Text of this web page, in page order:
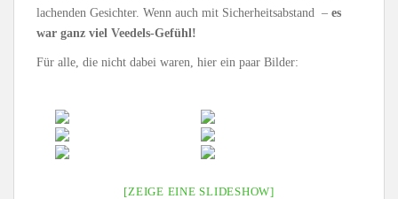
lachenden Gesichter. Wenn auch mit Sicherheitsabstand – es
war ganz viel Veedels-Gefühl!
Für alle, die nicht dabei waren, hier ein paar Bilder:
[ZEIGE EINE SLIDESHOW]